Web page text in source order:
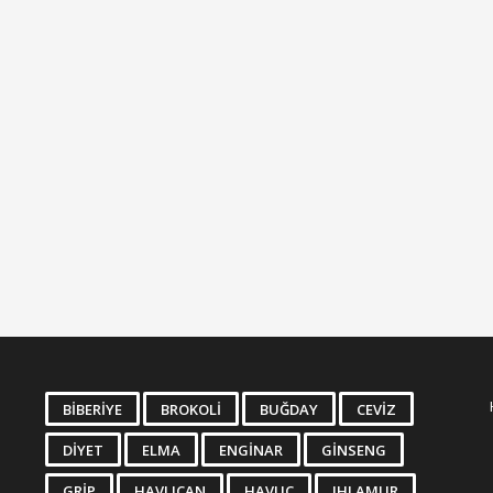
BIBERIYE BROKOLI BUĞDAY CEVIZ
DIYET ELMA ENGINAR GINSENG